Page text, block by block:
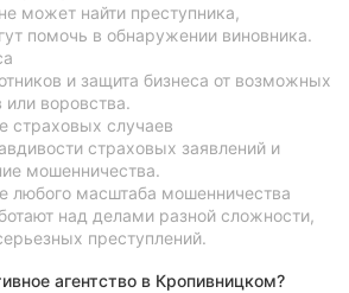
может найти преступника,
помочь в обнаружении виновника.
и защита бизнеса от возможных
воровства.
страховых случаев
страховых заявлений и
мошенничества.
любого масштаба мошенничества
над делами разной сложности,
преступлений.
агентство в Кропивницком?